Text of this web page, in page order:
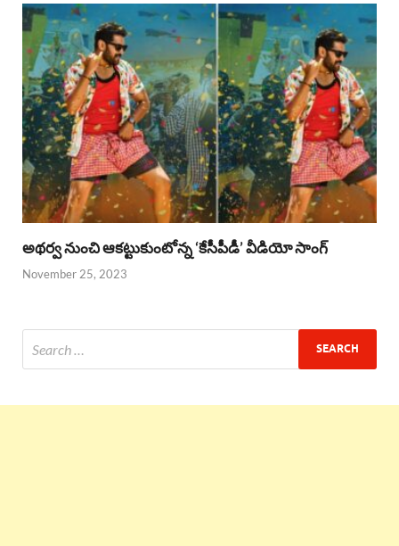
అథర్వ నుంచి ఆకట్టుకుంటోన్న ‘కేసీపీడీ’ వీడియో సాంగ్
November 25, 2023